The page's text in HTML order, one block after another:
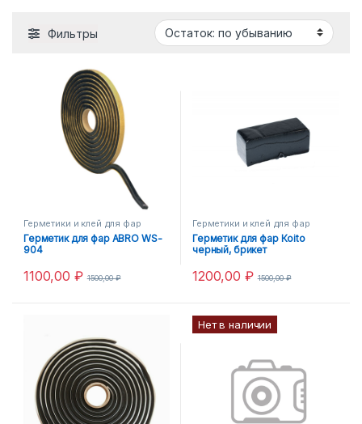
Фильтры
Герметики и клей для фар
Герметик для фар ABRO WS-
904
1100,00 ₽ 1500,00₽
Герметики и клей для фар
Герметик для фар Коito
черный, брикет
1200,00 ₽ 1500,00₽
Нет в наличии